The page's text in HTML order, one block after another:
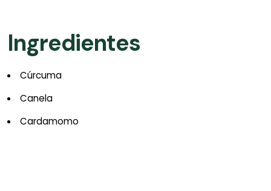
Ingredientes
Cúrcuma
Canela
Cardamomo